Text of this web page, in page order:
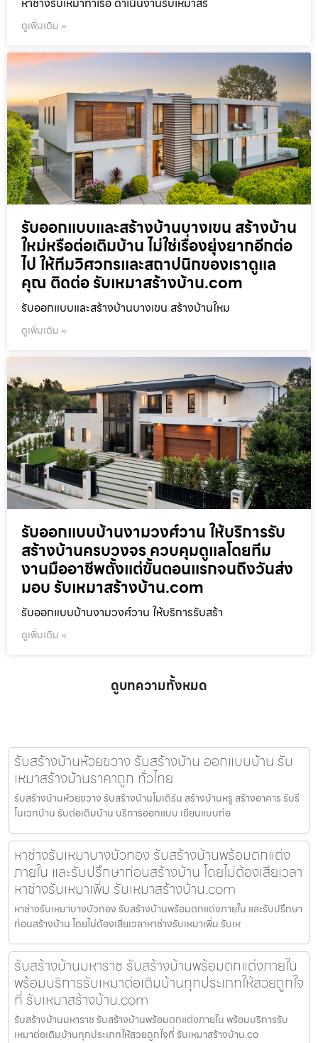
ดูเพิ่มเติม »
รับออกแบบและสร้างบ้านบางเขน สร้างบ้าน
ใหม่หรือต่อเติมบ้าน ไม่ใช่เรื่องยุ่งยากอีกต่อ
ไป ให้ทีมวิศวกรและสถาปนิกของเราดูแล
คุณ ติดต่อ รับเหมาสร้างบ้าน.com
รับออกแบบและสร้างบ้านบางเขน สร้างบ้านใหม
ดูเพิ่มเติม »
รับออกแบบบ้านงามวงศ์วาน ให้บริการรับ
สร้างบ้านครบวงจร ควบคุมดูแลโดยทีม
งานมืออาชีพตั้งแต่ขั้นตอนแรกจนถึงวันส่ง
มอบ รับเหมาสร้างบ้าน.com
รับออกแบบบ้านงามวงศ์วาน ให้บริการรับสร้า
ดูเพิ่มเติม »
ดูบทความทั้งหมด
รับสร้างบ้านห้วยขวาง รับสร้างบ้าน ออกแบบบ้าน รับ
เหมาสร้างบ้านราคาถูก ทั่วไทย
รับสร้างบ้านห้วยขวาง รับสร้างบ้านโมเดิร์น สร้างบ้านหรู สร้างอาคาร รับรี
โนเวทบ้าน รับต่อเติมบ้าน บริการออกแบบ เขียนแบบก่อ
หาช่างรับเหมาบางบัวทอง รับสร้างบ้านพร้อมตกแต่ง
ภายใน และรับปรึกษาก่อนสร้างบ้าน โดยไม่ต้องเสียเวลา
หาช่างรับเหมาเพิ่ม รับเหมาสร้างบ้าน.com
หาช่างรับเหมาบางบัวทอง รับสร้างบ้านพร้อมตกแต่งภายใน และรับปรึกษา
ก่อนสร้างบ้าน โดยไม่ต้องเสียเวลาหาช่างรับเหมาเพิ่ม รับเห
รับสร้างบ้านมหาราช รับสร้างบ้านพร้อมตกแต่งภายใน
พร้อมบริการรับเหมาต่อเติมบ้านทุกประเภทให้สวยถูกใจ
ที่ รับเหมาสร้างบ้าน.com
รับสร้างบ้านมหาราช รับสร้างบ้านพร้อมตกแต่งภายใน พร้อมบริการรับ
เหมาต่อเติมบ้านทุกประเภทให้สวยถูกใจที่ รับเหมาสร้างบ้าน.co